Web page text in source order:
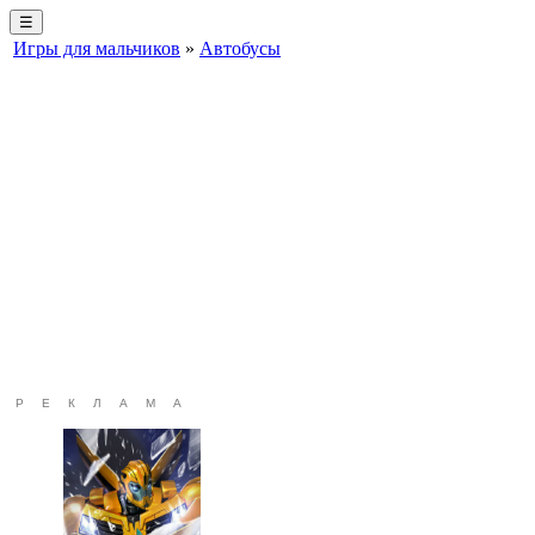
☰
Игры для мальчиков » Автобусы
РЕКЛАМА